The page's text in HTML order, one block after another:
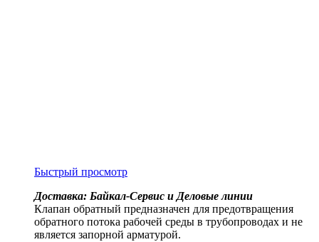
Быстрый просмотр
Доставка: Байкал-Сервис и Деловые линии
Клапан обратный предназначен для предотвращения
обратного потока рабочей среды в трубопроводах и не
является запорной арматурой.